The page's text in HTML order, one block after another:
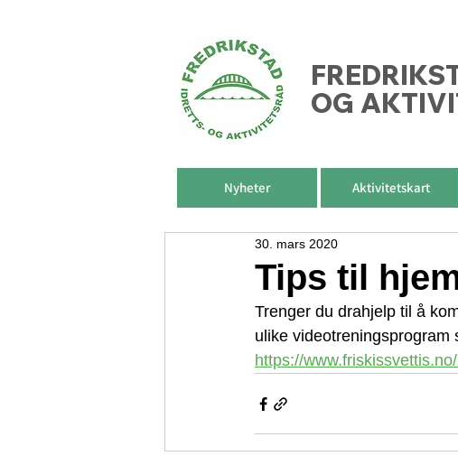
OG
Nyheter Aktivitetskart
Tips til
30. mars 2020
Trenger du drahjelp til å
ulike videotreningsprogram
https://